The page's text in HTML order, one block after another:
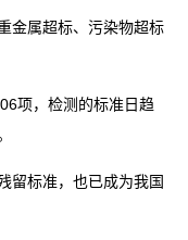
金属超标、污染物超标
项，检测的标准日趋
留标准，也已成为我国